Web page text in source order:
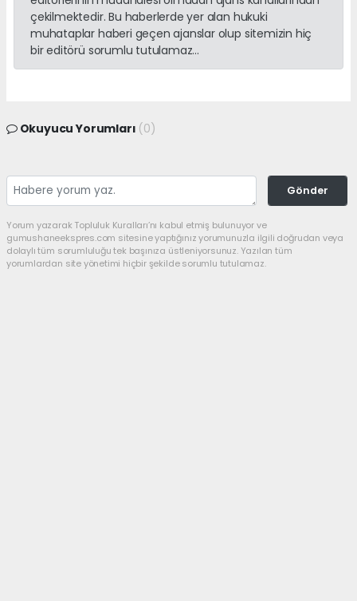
çekilmektedir. Bu haberlerde yer alan hukuki
muhataplar haberi geçen ajanslar olup sitemizin hiç
bir editörü sorumlu tutulamaz...
Okuyucu Yorumları (0)
Gönder
Yorum yazarak Topluluk Kuralları’nı kabul etmiş bulunuyor ve
gumushaneekspres.com sitesine yaptığınız yorumunuzla ilgili doğrudan veya
dolaylı tüm sorumluluğu tek başınıza üstleniyorsunuz. Yazılan tüm
yorumlardan site yönetimi hiçbir şekilde sorumlu tutulamaz.